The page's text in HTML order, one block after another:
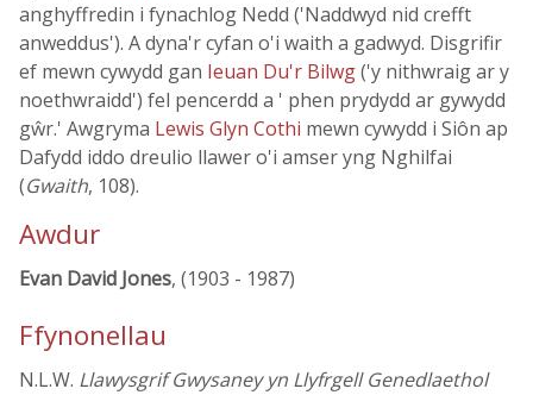
anghyffredin i fynachlog Nedd ('Naddwyd nid crefft
anweddus'). A dyna'r cyfan o'i waith a gadwyd. Disgrifir
ef mewn cywydd gan Ieuan Du'r Bilwg('y nithwraig ar y
noethwraidd') fel pencerdd a ' phen prydydd ar gywydd
gŵr.' Awgryma Lewis Glyn Cothi mewn cywydd i Siôn ap
Dafydd iddo dreulio llawer o'i amser yng Nghilfai
(Gwaith, 108).
Awdur
Evan David Jones, (1903 - 1987)
Ffynonellau
N.L.W. Llawysgrif Gwysaney yn Llyfrgell Genedlaethol